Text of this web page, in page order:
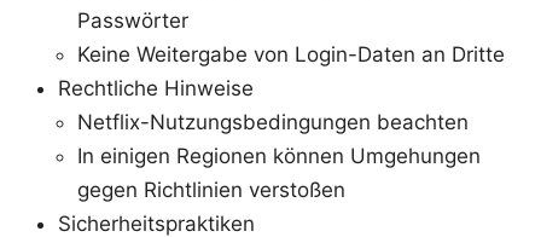
Passwörter
Keine Weitergabe von Login-Daten an Dritte
Rechtliche Hinweise
Netflix-Nutzungsbedingungen beachten
In einigen Regionen können Umgehungen
gegen Richtlinien verstoßen
Sicherheitspraktiken